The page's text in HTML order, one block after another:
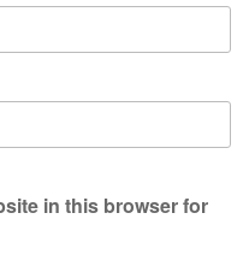
in this browser for